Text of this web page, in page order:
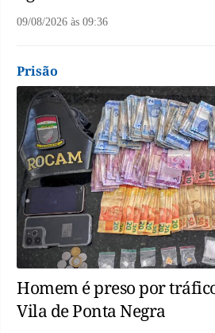
09/08/2026 às 09:36
Prisão
Homem é preso por
Vila de Ponta Negra